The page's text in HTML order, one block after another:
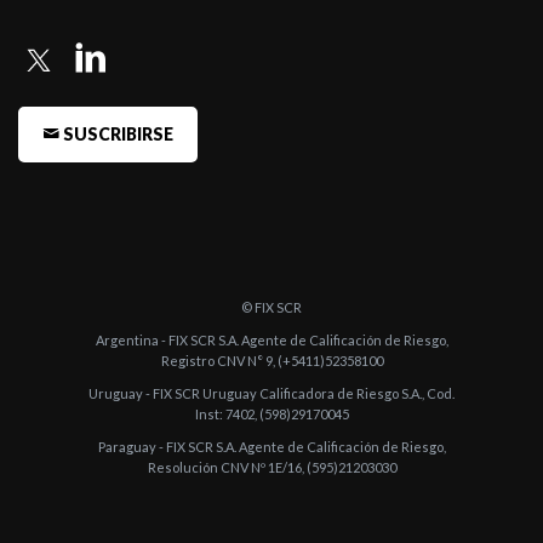
-Fitch confirma las calificaciones de Banco Comafi S.A.
-Fitch asigna A+(arg) a las ON a emitir por Banco Comafi S.A.
Fitch confirma las calificaciones del Banco Comafi S.A.
Fitch confirma las calificaciones de Banco Comafi
Fitch confirma en A+(arg) la calificación de Endeudamiento de
Largo Plazo d ...
SUSCRIBIRSE
© FIX SCR
Argentina - FIX SCR S.A. Agente de Calificación de Riesgo,
Registro CNV N° 9, (+5411)52358100
Uruguay - FIX SCR Uruguay Calificadora de Riesgo S.A., Cod.
Inst: 7402, (598)29170045
Paraguay - FIX SCR S.A. Agente de Calificación de Riesgo,
Resolución CNV Nº 1E/16, (595)21203030